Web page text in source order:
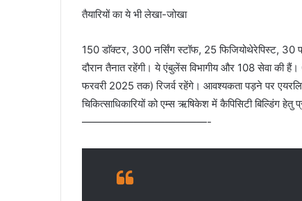
तैयारियों का ये भी लेखा-जोखा
150 डाॅक्टर, 300 नर्सिंग स्टॉफ, 25 फिजियोथेरेपिस्ट, 30
दौरान तैनात रहेंगी। ये एंबुलेंस विभागीय और 108 सेवा की
फरवरी 2025 तक) रिजर्व रहेंगे। आवश्यकता पड़ने पर
चिकित्साधिकारियों को एम्स ऋषिकेश में कैपिसिटी बिल्डिंग
————————————-